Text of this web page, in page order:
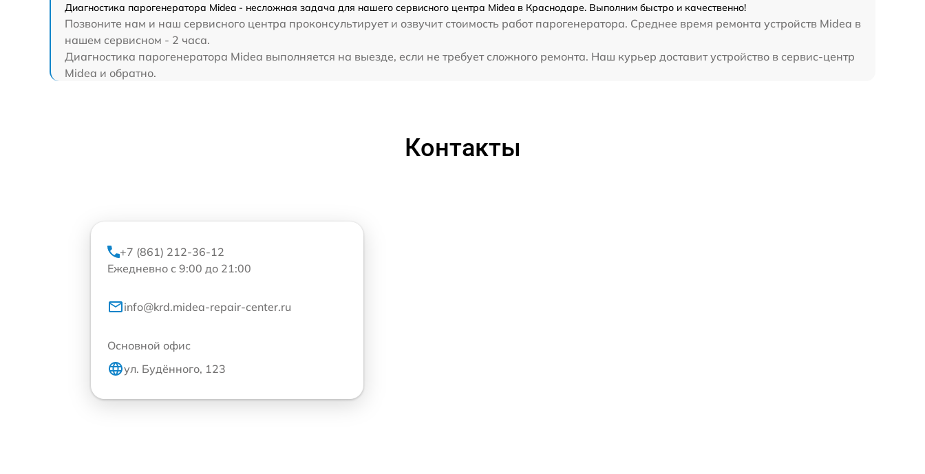
Диагностика парогенератора Midea - несложная задача для нашего сервисного центра Midea в Краснодаре. Выполним быстро и качественно!
Позвоните нам и наш сервисного центра проконсультирует и озвучит стоимость работ парогенератора. Среднее время ремонта устройств Midea в
нашем сервисном - 2 часа.
Диагностика парогенератора Midea выполняется на выезде, если не требует сложного ремонта. Наш курьер доставит устройство в сервис-центр
Midea и обратно.
Контакты
+7 (861) 212-36-12
Ежедневно с 9:00 до 21:00
info@krd.midea-repair-center.ru
Основной офис
ул. Будённого, 123